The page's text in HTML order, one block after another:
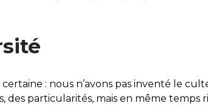
: nous n’avons pas inventé le
des particularités, mais en même temps